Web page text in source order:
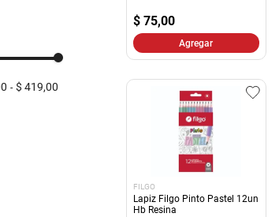
$ 419,00
$ 75,00
Agregar
FILGO
Lapiz Filgo Pinto Pastel 12un
Hb Resina